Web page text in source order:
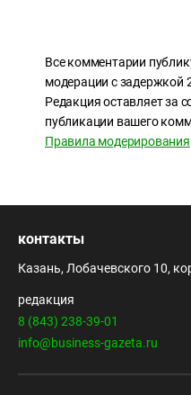
Все комментарии
модерации с задержкой
Редакция оставляет за
публикации вашего
Правила модерирования
контакты
Казань, Лобачевского 10,
редакция
8 (843) 238-39-01
info@business-gazeta.ru